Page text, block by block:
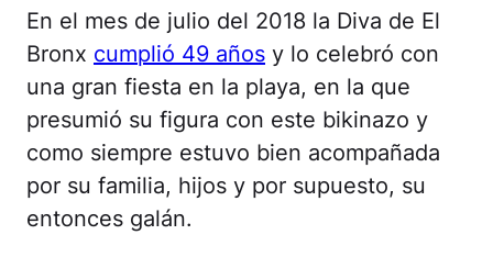
En el mes de julio del 2018 la Diva de El
Bronx cumplió 49 años y lo celebró con
una gran fiesta en la playa, en la que
presumió su figura con este bikinazo y
como siempre estuvo bien acompañada
por su familia, hijos y por supuesto, su
entonces galán.